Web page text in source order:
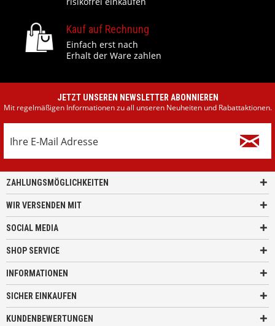
Kauf auf Rechnung
Einfach erst nach
Erhalt der Ware zahlen
JETZT UNSEREN NEWSLETTER ABONNIEREN
Mit regelmäßigen Informationen zu all unseren Neuheiten und Rabattaktionen.
ZAHLUNGSMÖGLICHKEITEN
WIR VERSENDEN MIT
SOCIAL MEDIA
SHOP SERVICE
INFORMATIONEN
SICHER EINKAUFEN
KUNDENBEWERTUNGEN